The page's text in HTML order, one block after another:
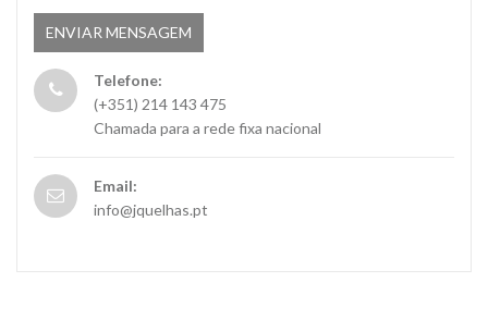
Telefone:
(+351) 214 143 475
Chamada para a rede fixa nacional
Email:
info@jquelhas.pt